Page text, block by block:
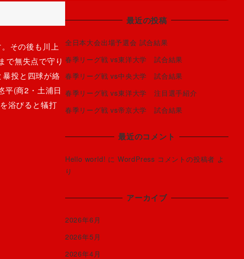
その後も川上
で無失点で守り
投と四球が絡
平(商2・土浦日
浴びると犠打
最近の投稿
全日本大会出場予選会 試合結果
春季リーグ戦 vs東洋大学 試合結果
春季リーグ戦 vs中央大学 試合結果
春季リーグ戦 vs東洋大学 注目選手紹介
春季リーグ戦 vs帝京大学 試合結果
最近のコメント
Hello world! に WordPress コメントの投稿者 よ
り
アーカイブ
2026年6月
2026年5月
2026年4月